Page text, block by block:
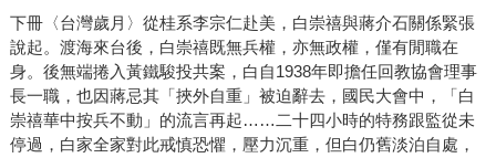
下冊〈台灣歲月〉從桂系李宗仁赴美，白崇禧與蔣介石關係緊張
說起。渡海來台後，白崇禧既無兵權，亦無政權，僅有閒職在
身。後無端捲入黃鐵駿投共案，白自1938年即擔任回教協會理事
長一職，也因蔣忌其「挾外自重」被迫辭去，國民大會中，「白
崇禧華中按兵不動」的流言再起……二十四小時的特務跟監從未
停過，白家全家對此戒慎恐懼，壓力沉重，但白仍舊淡泊自處，